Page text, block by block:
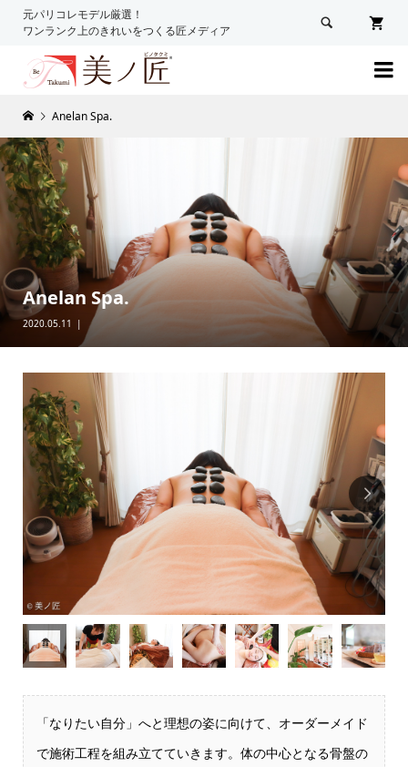
元パリコレモデル厳選！
ワンランク上のきれいをつくる匠メディア


Anelan Spa.
Anelan Spa.
2020.05.11

「なりたい自分」へと理想の姿に向けて、オーダーメイド
で施術工程を組み立てていきます。体の中心となる骨盤の